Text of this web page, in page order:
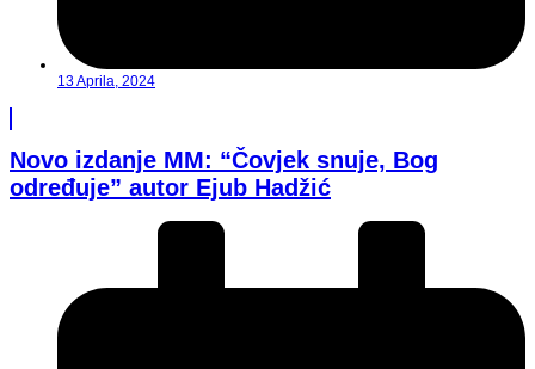
13 Aprila, 2024
Novo izdanje MM: “Čovjek snuje, Bog
određuje” autor Ejub Hadžić